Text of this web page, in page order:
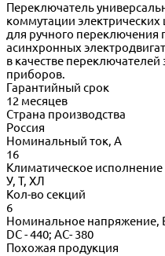
Переключатель
коммутации
для ручного
асинхронных
в качестве
приборов.
Гарантийный срок
12 месяцев
Страна производства
Россия
Номинальный ток, А
16
Климатическое исполнение
У, Т, ХЛ
Кол-во секций
6
Номинальное напряжение,
DC - 440; AC- 380
Похожая продукция